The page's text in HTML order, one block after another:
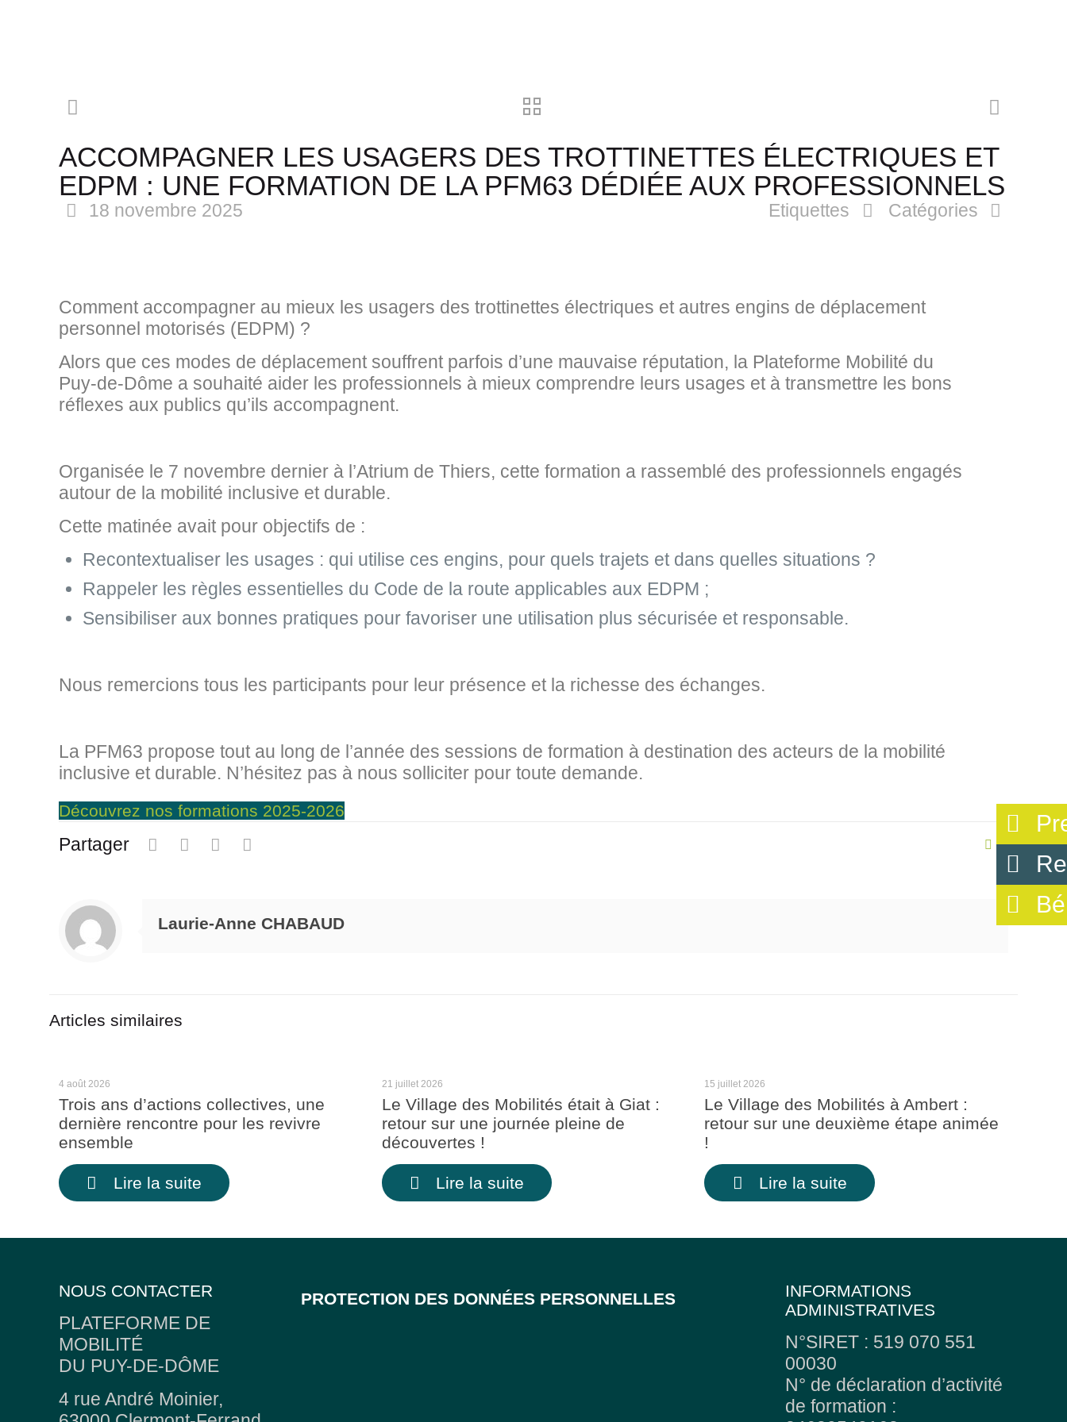
ACCOMPAGNER LES USAGERS DES TROTTINETTES ÉLECTRIQUES ET
EDPM : UNE FORMATION DE LA PFM63 DÉDIÉE AUX PROFESSIONNELS
18 novembre 2025 Catégories
Etiquettes
Comment accompagner au mieux les usagers des trottinettes électriques et autres engins de déplacement
personnel motorisés (EDPM) ?
Alors que ces modes de déplacement souffrent parfois d’une mauvaise réputation, la Plateforme Mobilité du
Puy-de-Dôme a souhaité aider les professionnels à mieux comprendre leurs usages et à transmettre les bons
réflexes aux publics qu’ils accompagnent.
Organisée le 7 novembre dernier à l’Atrium de Thiers, cette formation a rassemblé des professionnels engagés
autour de la mobilité inclusive et durable.
Cette matinée avait pour objectifs de :
Recontextualiser les usages : qui utilise ces engins, pour quels trajets et dans quelles situations ?
Rappeler les règles essentielles du Code de la route applicables aux EDPM ;
Sensibiliser aux bonnes pratiques pour favoriser une utilisation plus sécurisée et responsable.
Nous remercions tous les participants pour leur présence et la richesse des échanges.
La PFM63 propose tout au long de l’année des sessions de formation à destination des acteurs de la mobilité
inclusive et durable. N’hésitez pas à nous solliciter pour toute demande.
Découvrez nos formations 2025-2026
Partager 0
Laurie-Anne CHABAUD
Articles similaires
4 août 2026
Trois ans d’actions collectives, une
dernière rencontre pour les revivre
ensemble
Lire la suite
21 juillet 2026
Le Village des Mobilités était à Giat :
retour sur une journée pleine de
découvertes !
Lire la suite
15 juillet 2026
Le Village des Mobilités à Ambert :
retour sur une deuxième étape animée
!
Lire la suite
NOUS CONTACTER
PLATEFORME DE
MOBILITÉ
DU PUY-DE-DÔME
4 rue André Moinier,
PROTECTION DES DONNÉES PERSONNELLES
INFORMATIONS
ADMINISTRATIVES
N°SIRET : 519 070 551
00030
N° de déclaration d’activité
de formation :